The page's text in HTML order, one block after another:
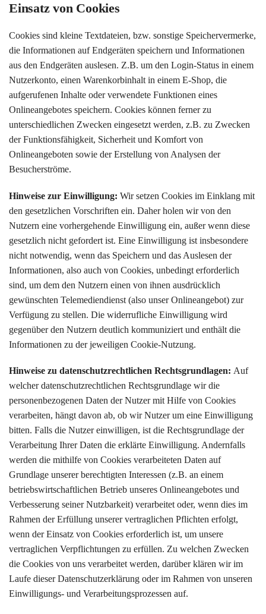
Einsatz von Cookies
Cookies sind kleine Textdateien, bzw. sonstige Speichervermerke,
die Informationen auf Endgeräten speichern und Informationen
aus den Endgeräten auslesen. Z.B. um den Login-Status in einem
Nutzerkonto, einen Warenkorbinhalt in einem E-Shop, die
aufgerufenen Inhalte oder verwendete Funktionen eines
Onlineangebotes speichern. Cookies können ferner zu
unterschiedlichen Zwecken eingesetzt werden, z.B. zu Zwecken
der Funktionsfähigkeit, Sicherheit und Komfort von
Onlineangeboten sowie der Erstellung von Analysen der
Besucherströme.
Hinweise zur Einwilligung: Wir setzen Cookies im Einklang mit
den gesetzlichen Vorschriften ein. Daher holen wir von den
Nutzern eine vorhergehende Einwilligung ein, außer wenn diese
gesetzlich nicht gefordert ist. Eine Einwilligung ist insbesondere
nicht notwendig, wenn das Speichern und das Auslesen der
Informationen, also auch von Cookies, unbedingt erforderlich
sind, um dem den Nutzern einen von ihnen ausdrücklich
gewünschten Telemediendienst (also unser Onlineangebot) zur
Verfügung zu stellen. Die widerrufliche Einwilligung wird
gegenüber den Nutzern deutlich kommuniziert und enthält die
Informationen zu der jeweiligen Cookie-Nutzung.
Hinweise zu datenschutzrechtlichen Rechtsgrundlagen: Auf
welcher datenschutzrechtlichen Rechtsgrundlage wir die
personenbezogenen Daten der Nutzer mit Hilfe von Cookies
verarbeiten, hängt davon ab, ob wir Nutzer um eine Einwilligung
bitten. Falls die Nutzer einwilligen, ist die Rechtsgrundlage der
Verarbeitung Ihrer Daten die erklärte Einwilligung. Andernfalls
werden die mithilfe von Cookies verarbeiteten Daten auf
Grundlage unserer berechtigten Interessen (z.B. an einem
betriebswirtschaftlichen Betrieb unseres Onlineangebotes und
Verbesserung seiner Nutzbarkeit) verarbeitet oder, wenn dies im
Rahmen der Erfüllung unserer vertraglichen Pflichten erfolgt,
wenn der Einsatz von Cookies erforderlich ist, um unsere
vertraglichen Verpflichtungen zu erfüllen. Zu welchen Zwecken
die Cookies von uns verarbeitet werden, darüber klären wir im
Laufe dieser Datenschutzerklärung oder im Rahmen von unseren
Einwilligungs- und Verarbeitungsprozessen auf.